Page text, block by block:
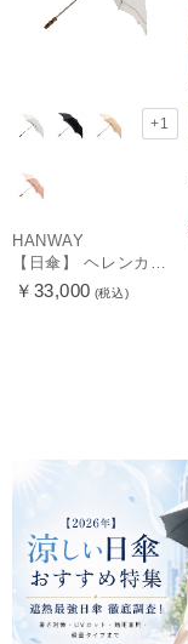
+1
HANWAY
￥33,000 (税込)